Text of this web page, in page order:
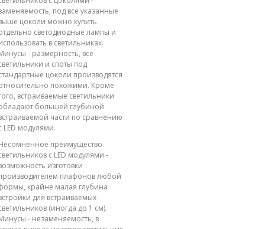
под все указанные
цоколи можно купить
светодиодные лампы и
в светильниках.
- размерность, все
и споты под
цоколи производятся
похожими. Кроме
встраиваемые светильники
большей глубиной
части по сравнению
LED модулями.
преимущество
с LED модулями -
изготовки
плафонов любой
крайне малая глубина
для встраиваемых
(иногда до 1 см).
- незаменяемость, в